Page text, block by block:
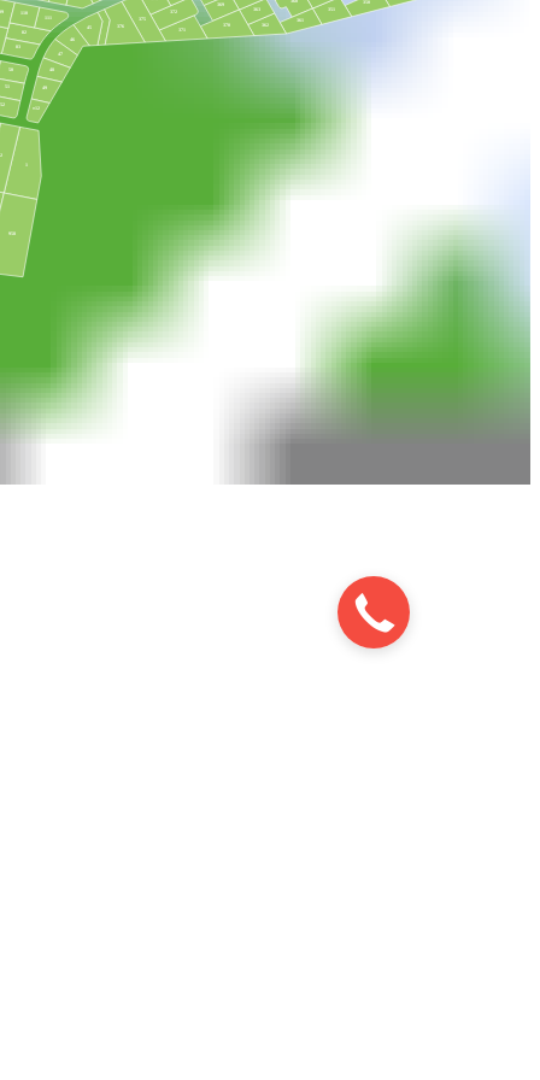
1
2
45
46
47
48
49
т12
50
51
52
82
83
111
110
350
351
360
361
362
363
369
370
371
372
375
376
958